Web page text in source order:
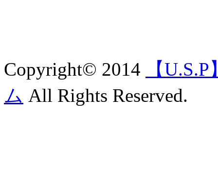
Copyright© 2014
【
ム All Rights Reserved.